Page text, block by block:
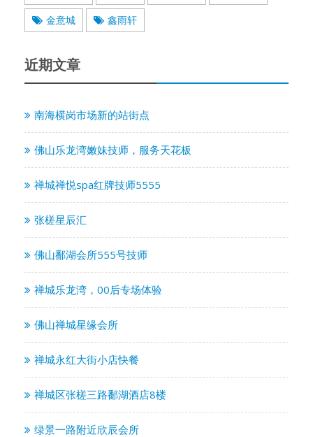
金意城 鑫雨轩
近期文章
南海横岗市场新的站街点
佛山乐龙湾嫩妹技师，服务天花板
禅城禅悦spa红牌技师5555
张槎星辰汇
佛山鄱湖会所555号技师
禅城乐龙湾，00后专场体验
佛山禅城星缘会所
禅城永红大街小店快餐
禅城区张槎三路鄱湖酒店8楼
绿景一路附近欣辰会所